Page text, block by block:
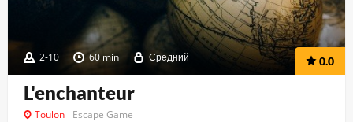
2-10 60 min Средний 0.0
L'enchanteur
Toulon Escape Game